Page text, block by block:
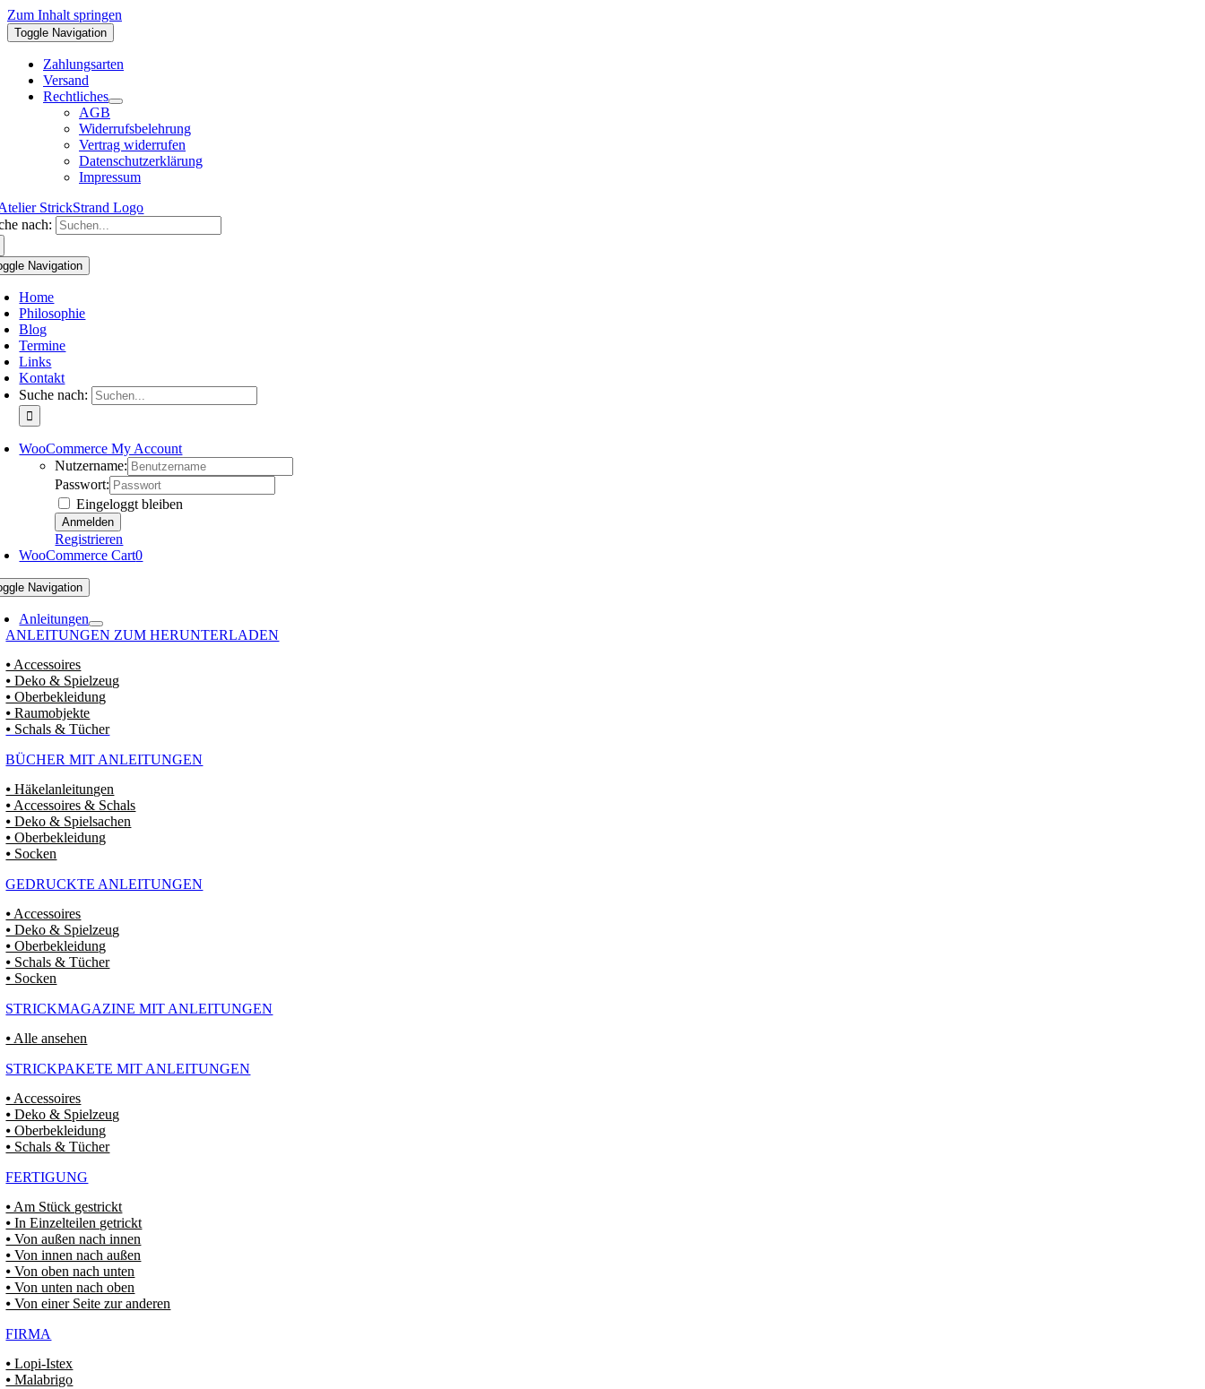
Zum Inhalt springen
Toggle Navigation
Zahlungsarten
Versand
Rechtliches
AGB
Widerrufsbelehrung
Vertrag widerrufen
Datenschutzerklärung
Impressum
nach:
Navigation
Home
Philosophie
Blog
Termine
Links
Kontakt
Suche nach:
WooCommerce My Account
Nutzername:
Passwort:
Eingeloggt bleiben
Registrieren
WooCommerce Cart0
Navigation
Anleitungen
ANLEITUNGEN ZUM HERUNTERLADEN
⦁ Accessoires
⦁ Deko & Spielzeug
⦁ Oberbekleidung
⦁ Raumobjekte
⦁ Schals & Tücher
BÜCHER MIT ANLEITUNGEN
⦁ Häkelanleitungen
⦁ Accessoires & Schals
⦁ Deko & Spielsachen
⦁ Oberbekleidung
⦁ Socken
GEDRUCKTE ANLEITUNGEN
⦁ Accessoires
⦁ Deko & Spielzeug
⦁ Oberbekleidung
⦁ Schals & Tücher
⦁ Socken
STRICKMAGAZINE MIT ANLEITUNGEN
⦁ Alle ansehen
STRICKPAKETE MIT ANLEITUNGEN
⦁ Accessoires
⦁ Deko & Spielzeug
⦁ Oberbekleidung
⦁ Schals & Tücher
FERTIGUNG
⦁ Am Stück gestrickt
⦁ In Einzelteilen getrickt
⦁ Von außen nach innen
⦁ Von innen nach außen
⦁ Von oben nach unten
⦁ Von unten nach oben
⦁ Von einer Seite zur anderen
FIRMA
⦁ Lopi-Istex
⦁ Malabrigo